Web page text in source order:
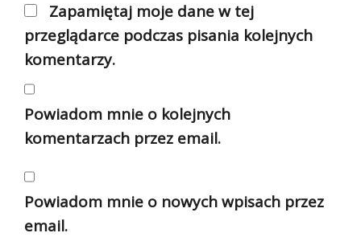
Zapamiętaj moje dane w tej
przeglądarce podczas pisania kolejnych
komentarzy.
Powiadom mnie o kolejnych
komentarzach przez email.
Powiadom mnie o nowych wpisach przez
email.